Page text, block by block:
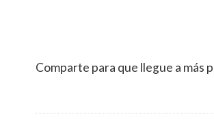
Comparte para que llegue a más